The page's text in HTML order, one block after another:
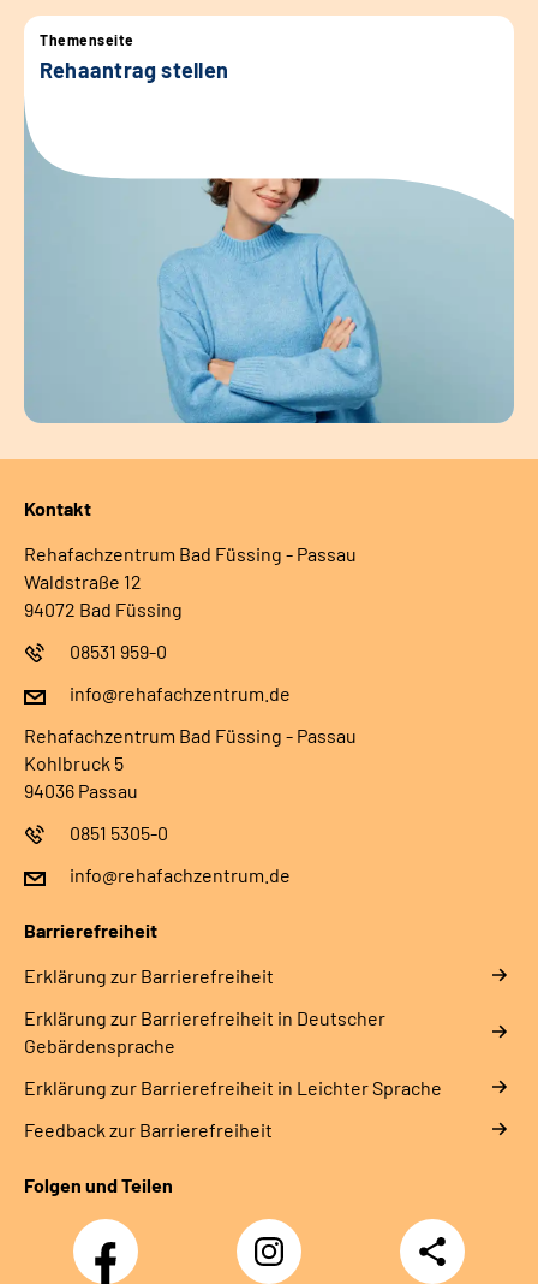
Themenseite
Rehaantrag stellen
Kontakt
Rehafachzentrum Bad Füssing - Passau
Waldstraße 12
94072 Bad Füssing
08531 959-0
info@rehafachzentrum.de
Rehafachzentrum Bad Füssing - Passau
Kohlbruck 5
94036 Passau
0851 5305-0
info@rehafachzentrum.de
Barrierefreiheit
Erklärung zur Barrierefreiheit
Erklärung zur Barrierefreiheit in Deutscher
Gebärdensprache
Erklärung zur Barrierefreiheit in Leichter Sprache
Feedback zur Barrierefreiheit
Folgen und Teilen
Facebook Instagram
Teilen